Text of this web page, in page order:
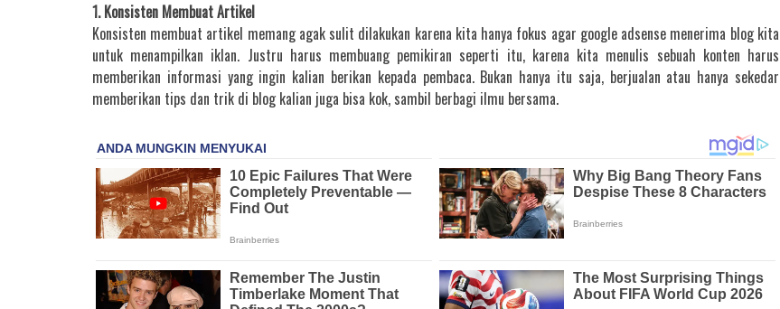
1. Konsisten Membuat Artikel
Konsisten membuat artikel memang agak sulit dilakukan karena kita hanya fokus agar google adsense menerima blog kita
untuk menampilkan iklan. Justru harus membuang pemikiran seperti itu, karena kita menulis sebuah konten harus
memberikan informasi yang ingin kalian berikan kepada pembaca. Bukan hanya itu saja, berjualan atau hanya sekedar
memberikan tips dan trik di blog kalian juga bisa kok, sambil berbagi ilmu bersama.